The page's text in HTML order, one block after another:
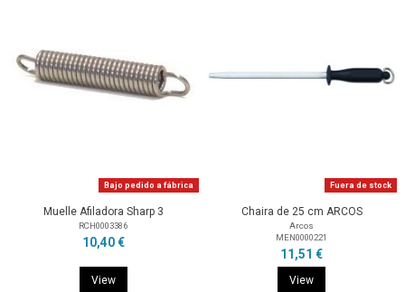
Bajo pedido a fábrica
Muelle Afiladora Sharp 3
RCH0003386
10,40 €
View
Fuera de stock
Chaira de 25 cm ARCOS
Arcos
MEN0000221
11,51 €
View